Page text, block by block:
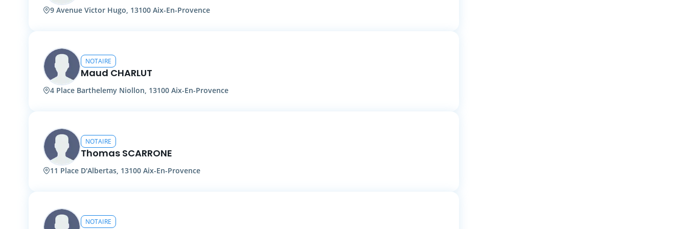
9 Avenue Victor Hugo, 13100 Aix-En-Provence
NOTAIRE
Maud CHARLUT
4 Place Barthelemy Niollon, 13100 Aix-En-Provence
NOTAIRE
Thomas SCARRONE
11 Place D'Albertas, 13100 Aix-En-Provence
NOTAIRE